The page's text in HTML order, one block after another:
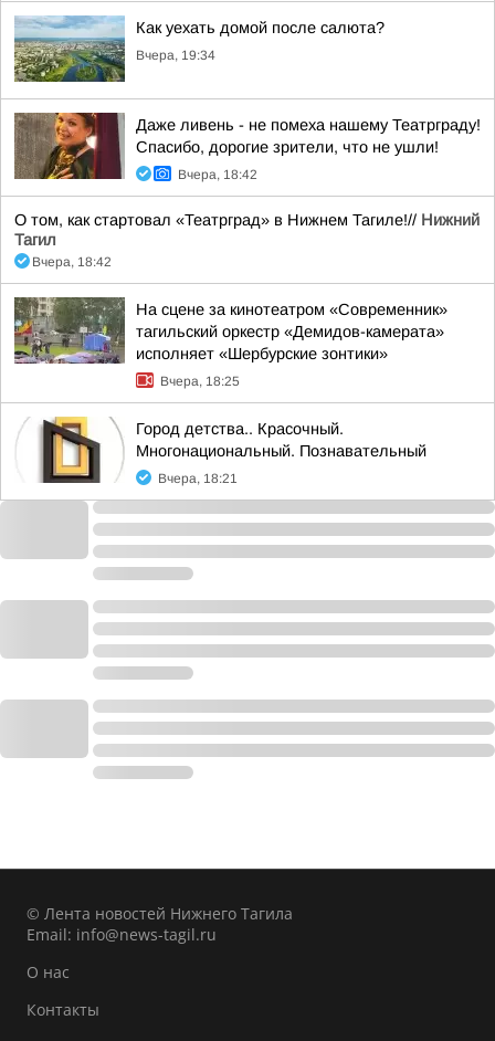
Как уехать домой после салюта?
Вчера, 19:34
Даже ливень - не помеха нашему Театрграду!
Спасибо, дорогие зрители, что не ушли!
Вчера, 18:42
О том, как стартовал «Театрград» в Нижнем Тагиле!// Нижний
Тагил
Вчера, 18:42
На сцене за кинотеатром «Современник»
тагильский оркестр «Демидов-камерата»
исполняет «Шербурские зонтики»
Вчера, 18:25
Город детства.. Красочный.
Многонациональный. Познавательный
Вчера, 18:21
© Лента новостей Нижнего Тагила
Email: info@news-tagil.ru
О нас
Контакты